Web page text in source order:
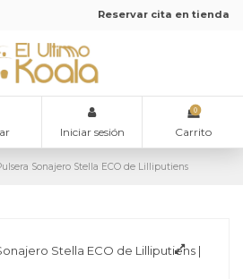
Reservar cita en tienda
Iniciar sesión
0
Carrito
Sonajero Stella ECO de Lilliputiens